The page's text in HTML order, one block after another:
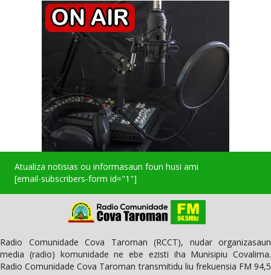
Atualiza notisias ou informasaun foun husi ami
[email-subscribers-form id="1"]
Radio Comunidade Cova Taroman (RCCT), nudar organizasaun
media (radio) komunidade ne ebe ezisti iha Munisipiu Covalima.
Radio Comunidade Cova Taroman transmitidu liu frekuensia FM 94,5